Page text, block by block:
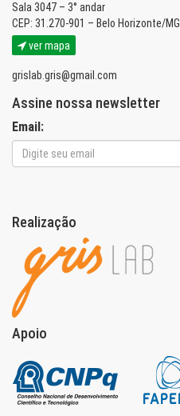
Sala 3047 – 3° andar
CEP: 31.270-901 – Belo Horizonte/MG
ver mapa
grislab.gris@gmail.com
Assine nossa newsletter
Email:
Realização
Apoio